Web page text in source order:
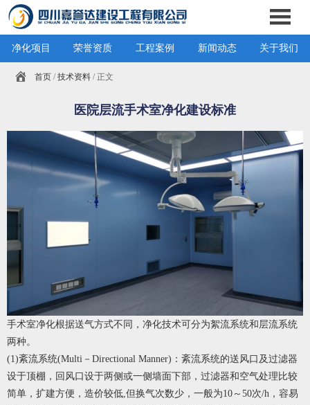
净化项目 荣誉资质 工程案例 新闻动态 关于我们
首页 /技术资料 / 正文
医院层流手术室净化建设标准
手术室净化根据送气方式不同，净化技术可分为絮流系统和层流系统
两种。
(1)紊流系统(Multi－Directional Manner)：紊流系统的送风口及过滤器
设于顶棚，回风口设于两侧或一侧墙面下部，过滤器和空气处理比较
简单，扩建方便，造价较低,但换气次数少，一般为10～50次/h，容易